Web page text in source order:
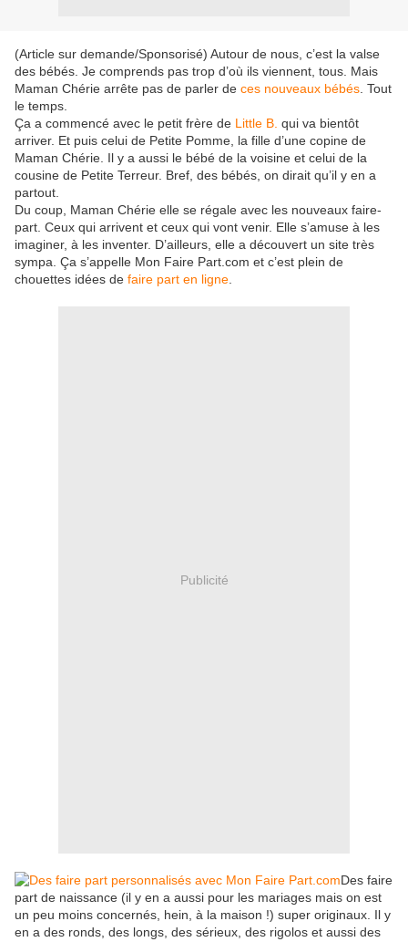
(Article sur demande/Sponsorisé) Autour de nous, c’est la valse
des bébés. Je comprends pas trop d’où ils viennent, tous. Mais
Maman Chérie arrête pas de parler de ces nouveaux bébés . Tout
le temps.
Ça a commencé avec le petit frère de Little B. qui va bientôt
arriver. Et puis celui de Petite Pomme, la fille d’une copine de
Maman Chérie. Il y a aussi le bébé de la voisine et celui de la
cousine de Petite Terreur. Bref, des bébés, on dirait qu’il y en a
partout.
Du coup, Maman Chérie elle se régale avec les nouveaux faire-
part. Ceux qui arrivent et ceux qui vont venir. Elle s’amuse à les
imaginer, à les inventer. D’ailleurs, elle a découvert un site très
sympa. Ça s’appelle Mon Faire Part.com et c’est plein de
chouettes idées de faire part en ligne
Publicité
Des faire
part de naissance (il y en a aussi pour les mariages mais on est
un peu moins concernés, hein, à la maison !) super originaux. Il y
en a des ronds, des longs, des sérieux, des rigolos et aussi des